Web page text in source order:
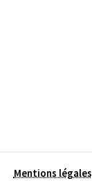
Mentions légales